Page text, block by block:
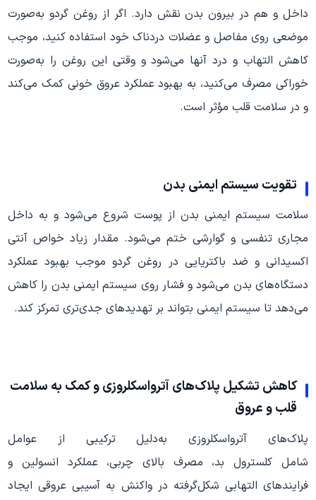
داخل و هم در بیرون بدن نقش دارد. اگر از روغن گردو به‌صورت
موضعی روی مفاصل و عضلات دردناک خود استفاده کنید، موجب
کاهش التهاب و درد آنها می‌شود و وقتی این روغن را به‌صورت
خوراکی مصرف می‌کنید، به بهبود عملکرد عروق خونی کمک می‌کند
و در سلامت قلب مؤثر است.
تقویت سیستم ایمنی بدن
سلامت سیستم ایمنی بدن از پوست شروع می‌شود و به داخل
مجاری تنفسی و گوارشی ختم می‌شود. مقدار زیاد خواص آنتی
اکسیدانی و ضد باکتریایی در روغن گردو موجب بهبود عملکرد
دستگاه‌های بدن می‌شود و فشار روی سیستم ایمنی بدن را کاهش
می‌دهد تا سیستم ایمنی بتواند بر تهدیدهای جدی‌تری تمرکز کند.
کاهش تشکیل پلاک‌های آترواسکلروزی و کمک به سلامت
قلب و عروق
پلاک‌های آترواسکلروزی به‌دلیل ترکیبی از عوامل
شامل کلسترول بد، مصرف بالای چربی، عملکرد انسولین و
فرایندهای التهابی شکل‌گرفته در واکنش به آسیبی عروقی ایجاد